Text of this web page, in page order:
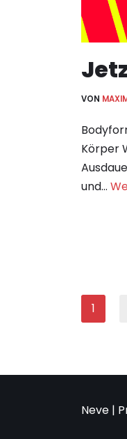
VON
Körper
und…
1
Neve |